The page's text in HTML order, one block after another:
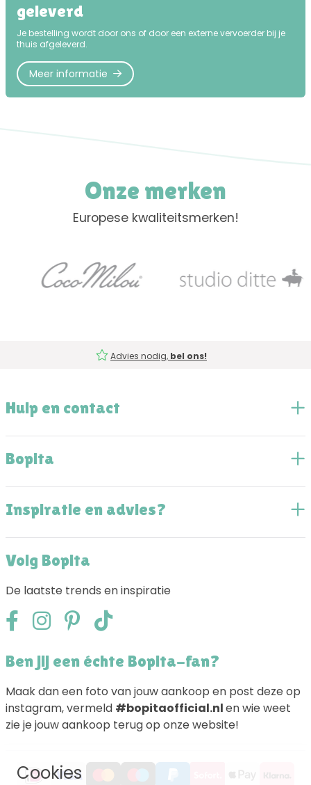
geleverd
Je bestelling wordt door ons of door een externe vervoerder bij je
thuis afgeleverd.
Meer informatie
Onze merken
Europese kwaliteitsmerken!
Advies nodig, bel ons!
Hulp en contact
Bopita
Inspiratie en advies?
Volg Bopita
De laatste trends en inspiratie
Ben jij een échte Bopita-fan?
Maak dan een foto van jouw aankoop en post deze op
instagram, vermeld #bopitaofficial.nlen wie weet
zie je jouw aankoop terug op onze website!
Cookies